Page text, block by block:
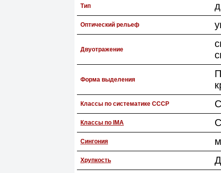
Тип
Оптический рельеф
Двуотражение
Форма выделения
Классы по систематике СССР
Классы по IMA
Сингония
Хрупкость